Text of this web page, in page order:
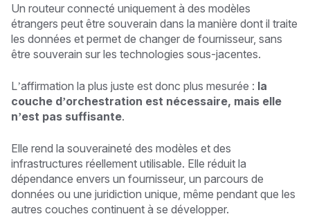
Un routeur connecté uniquement à des modèles
étrangers peut être souverain dans la manière dont il traite
les données et permet de changer de fournisseur, sans
être souverain sur les technologies sous-jacentes.
L’affirmation la plus juste est donc plus mesurée : la
couche d’orchestration est nécessaire, mais elle
n’est pas suffisante.
Elle rend la souveraineté des modèles et des
infrastructures réellement utilisable. Elle réduit la
dépendance envers un fournisseur, un parcours de
données ou une juridiction unique, même pendant que les
autres couches continuent à se développer.